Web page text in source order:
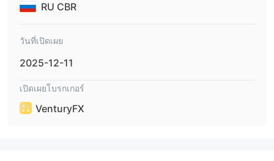
RU CBR
วันที่เปิดเผย
2025-12-11
เปิดเผยโบรกเกอร์
VenturyFX